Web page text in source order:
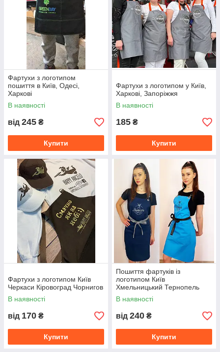
Фартухи з логотипом
пошиття в Київ, Одесі,
Харкові
В наявності
від 245 ₴
Купити
Фартухи з логотипом у Київ,
Харкові, Запоріжжя
В наявності
185 ₴
Купити
Фартухи з логотипом Київ
Черкаси Кіровоград Чорнигов
В наявності
від 170 ₴
Купити
Пошиття фартуків із
логотипом Київ
Хмельницький Тернопель
Чорновці
В наявності
від 240 ₴
Купити